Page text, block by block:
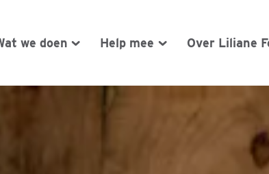
we doen Help mee Over Liliane